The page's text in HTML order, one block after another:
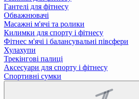
Гантелі для фітнесу
Обважнювачі
Масажні м'ячі та ролики
Килимки для спорту і фітнесу
Фітнес м'ячі і балансувальні півсфери
Хулахупи
Трекінгові палиці
Аксесуари для спорту і фітнесу
Спортивні сумки